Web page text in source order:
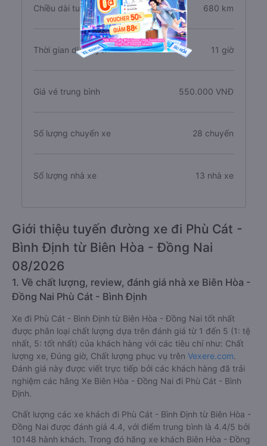
Chiều dài tuyến đường 680 km
Thời gian di chuyển 11 giờ
Giá vé trung bình 550.000 VNĐ
Số lượng chuyến xe 28 chuyến
Số lượng nhà xe 13 nhà xe
Giới thiệu tuyến đường xe đi Phù Cát -
Bình Định từ Biên Hòa - Đồng Nai
08/2026
1. Về chất lượng, review, đánh giá nhà xe Biên Hòa -
Đồng Nai Phù Cát - Bình Định
Xe đi Phù Cát - Bình Định từ Biên Hòa - Đồng Nai tốt nhất
được phân loại chất lượng dựa trên đánh giá từ 1 đến 5 (1: tệ
nhất, 5: tốt nhất) của khách hàng với các tiêu chí như: Chất
lượng xe, Đúng giờ, Chất lượng phục vụ trên Vexere.com.
Đánh giá này được viết trực tiếp bởi các khách hàng đã trải
nghiệm các hãng Xe Biên Hòa - Đồng Nai đi Phù Cát - Bình
Định.
Chất lượng các xe khách đi Phù Cát - Bình Định từ Biên Hòa -
Đồng Nai được đánh giá 4.4, với điểm trung bình là 4.4/5 bởi
10148 hành khách. Trong đó hãng xe khách Biên Hòa - Đồng